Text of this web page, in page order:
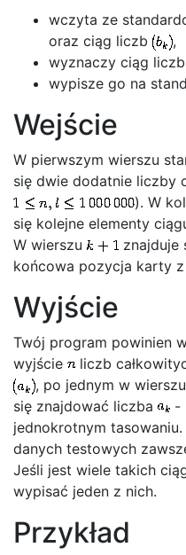
wczyta ze
oraz ciąg liczb
,
wyznaczy ciąg liczb
wypisze go na
Wejście
W pierwszym wierszu
się dwie dodatnie liczby
). W
się kolejne elementy
W wierszu
znajduje
końcowa pozycja karty
Wyjście
Twój program powinien
wyjście
liczb
, po jednym w
się znajdować liczba
-
jednokrotnym
danych testowych
Jeśli jest wiele takich
wypisać jeden z nich.
Przykład